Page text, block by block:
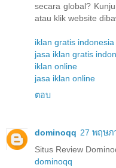
secara global?
atau klik website
iklan gratis indonesia
jasa iklan gratis
iklan online
jasa iklan online
ตอบ
dominoqq 27 พฤษภ
Situs Review
dominoqq